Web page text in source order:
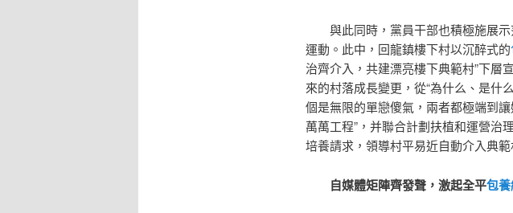
與此同時，黨員干部也積極施展示
運動。此中，回龍鎮樓下村以沉醉式的
治齊介入，共建漂亮樓下典範村”下層
來的村落成長變更，從“為什么、是什
個是無限的單戀傻氣，兩者都極端到
萬萬工程”，并聯合計劃扶植和運營治
培養請求，領導村平易近自動介入典範
自媒體矩陣齊發聲，激起全平包